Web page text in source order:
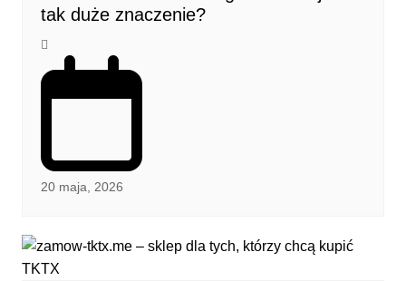
tak duże znaczenie?
20 maja, 2026